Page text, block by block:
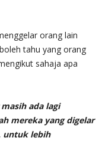
orang lain
tahu yang orang
sahaja apa
ada lagi
mereka yang digelar
untuk lebih